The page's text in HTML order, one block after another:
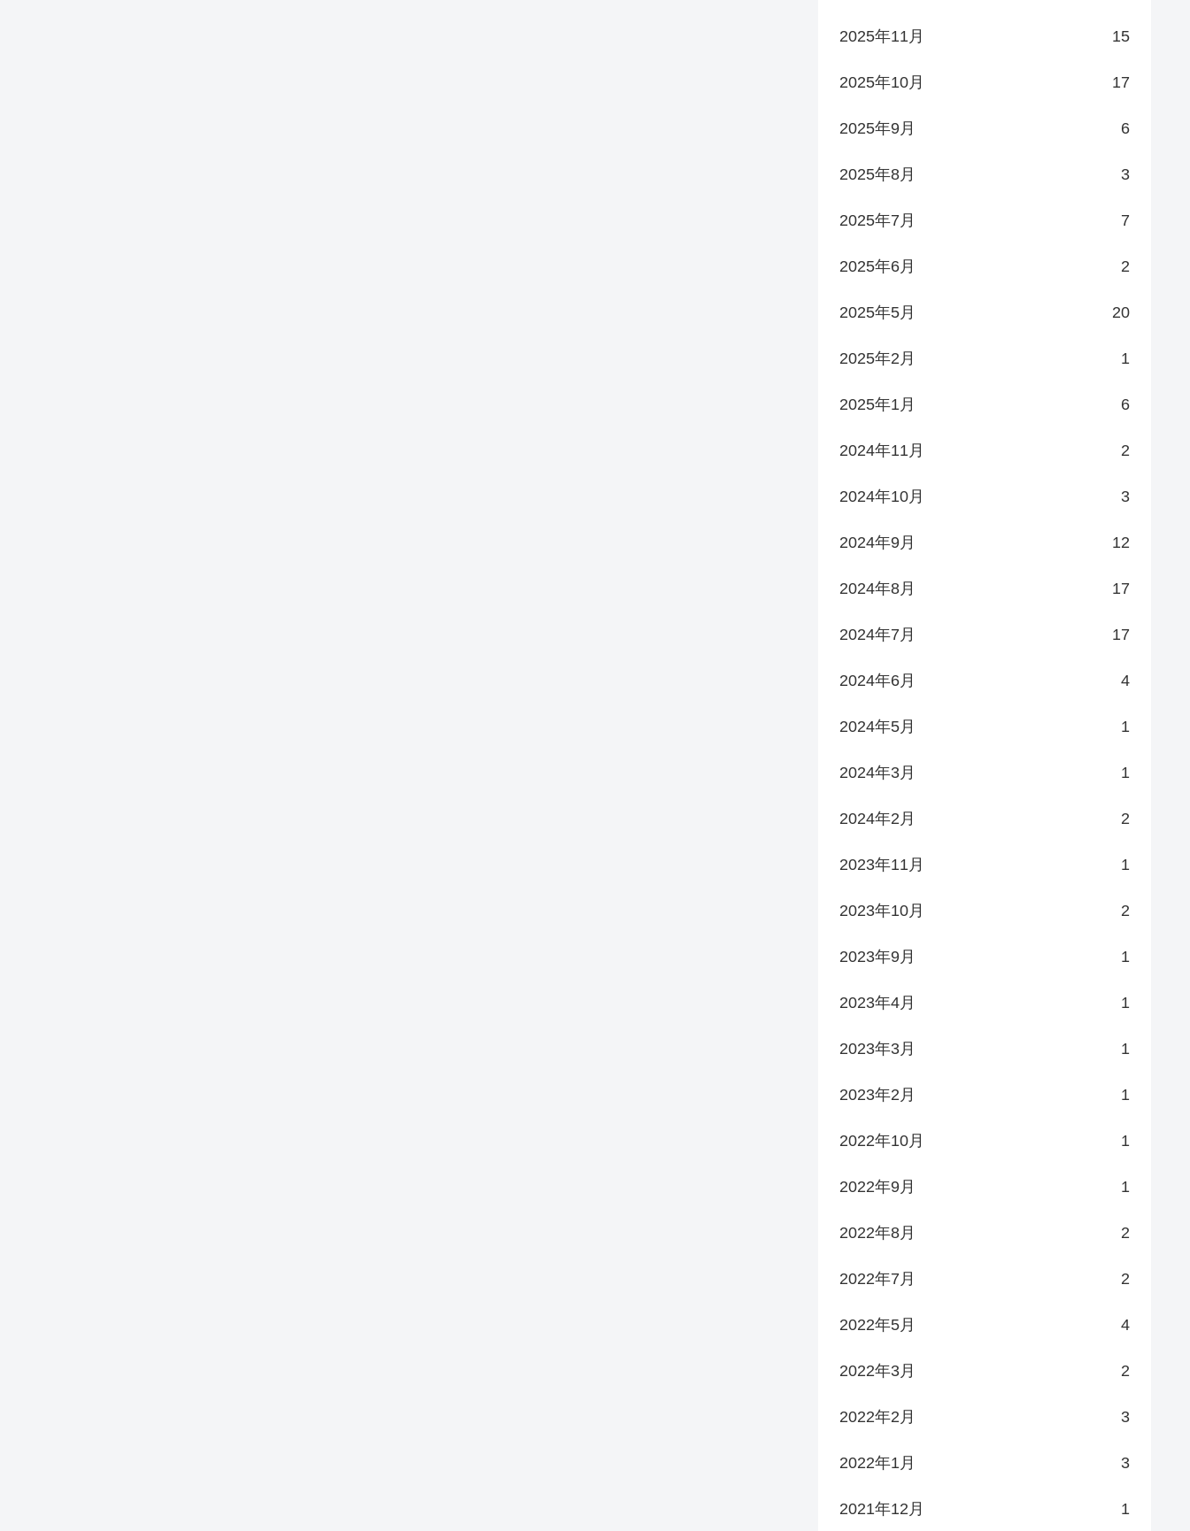
2025年11月 15
2025年10月 17
2025年9月 6
2025年8月 3
2025年7月 7
2025年6月 2
2025年5月 20
2025年2月 1
2025年1月 6
2024年11月 2
2024年10月 3
2024年9月 12
2024年8月 17
2024年7月 17
2024年6月 4
2024年5月 1
2024年3月 1
2024年2月 2
2023年11月 1
2023年10月 2
2023年9月 1
2023年4月 1
2023年3月 1
2023年2月 1
2022年10月 1
2022年9月 1
2022年8月 2
2022年7月 2
2022年5月 4
2022年3月 2
2022年2月 3
2022年1月 3
2021年12月 1